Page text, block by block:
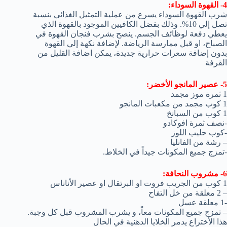
4- القهوة السوداء:
شرب القهوة السوداء يسرع من عملية التمثيل الغذائي بنسبة
تصل إلي 10%. وذلك بفضل الكافيين الموجود بالقهوة الذي
يعطي دفعة لوظائف الجسم. ينصح بشرب فنجان القهوة في
الصباح، او قبل ممارسة الرياضة. لإضافة نكهة إلي القهوة
بدون إضافة سعرات حرارية جديدة، يمكن اضافة القليل من
القرفة
5- عصير المانجو الأخضر:
1 ثمرة موز مجمد
1 كوب مجمد من مكعبات المانجو
1 كوب من السبانخ
-نصف ثمرة افوكادو
-كوب حليب اللوز
– رشة من الفانليا
-تمزج جميع المكونات جيداً في الخلاط.
6- مشروب النحافة:
1 كوب من الجريب فروت او البرتقال او عصير الأناناس
– 2 معلقة من خل التفاح
-1 معلقة عسل
– تمزج جميع المكونات معاً، و يشرب المشروب قبل كل وجبة.
هذا الأختراع يدمر الخلايا الدهنية في الحال